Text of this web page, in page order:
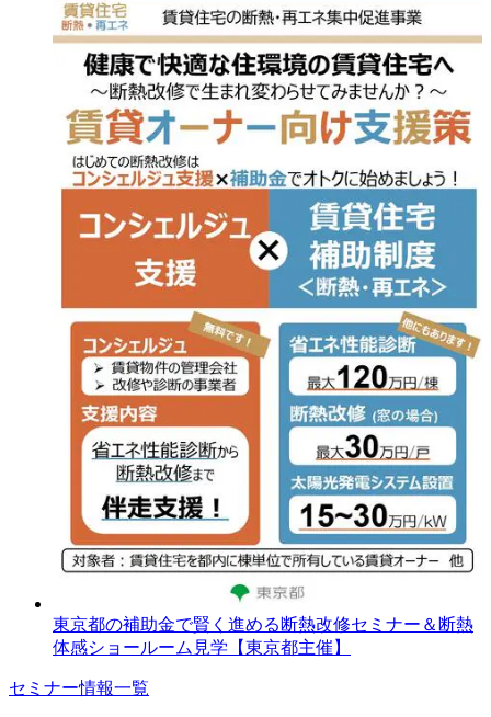
東京都の補助金で賢く進める断熱改修セミナー＆断熱
体感ショールーム見学【東京都主催】
セミナー情報一覧